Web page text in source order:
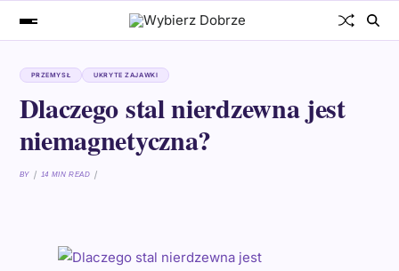
PRZEMYSŁ UKRYTE ZAJAWKI
Dlaczego stal nierdzewna jest
niemagnetyczna?
BY 14 MIN READ